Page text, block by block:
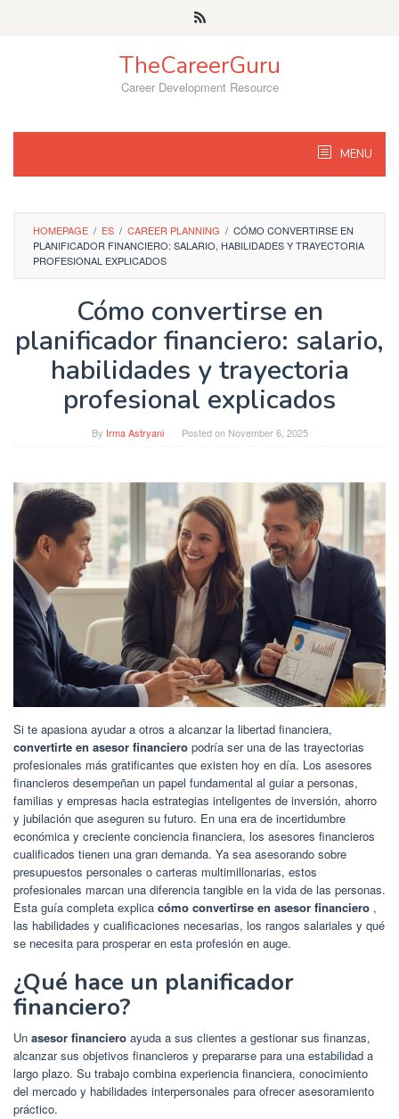
TheCareerGuru
Career Development Resource
MENU
HOMEPAGE / ES / CAREER PLANNING / CÓMO CONVERTIRSE EN
PLANIFICADOR FINANCIERO: SALARIO, HABILIDADES Y TRAYECTORIA
PROFESIONAL EXPLICADOS
Cómo convertirse en
planificador financiero: salario,
habilidades y trayectoria
profesional explicados
By Irma Astryani Posted on November 6, 2025
Si te apasiona ayudar a otros a alcanzar la libertad financiera,
convertirte en asesor financiero podría ser una de las trayectorias
profesionales más gratificantes que existen hoy en día. Los asesores
financieros desempeñan un papel fundamental al guiar a personas,
familias y empresas hacia estrategias inteligentes de inversión, ahorro
y jubilación que aseguren su futuro. En una era de incertidumbre
económica y creciente conciencia financiera, los asesores financieros
cualificados tienen una gran demanda. Ya sea asesorando sobre
presupuestos personales o carteras multimillonarias, estos
profesionales marcan una diferencia tangible en la vida de las personas.
Esta guía completa explica cómo convertirse en asesor financiero ,
las habilidades y cualificaciones necesarias, los rangos salariales y qué
se necesita para prosperar en esta profesión en auge.
¿Qué hace un planificador
financiero?
Un asesor financiero ayuda a sus clientes a gestionar sus finanzas,
alcanzar sus objetivos financieros y prepararse para una estabilidad a
largo plazo. Su trabajo combina experiencia financiera, conocimiento
del mercado y habilidades interpersonales para ofrecer asesoramiento
práctico.